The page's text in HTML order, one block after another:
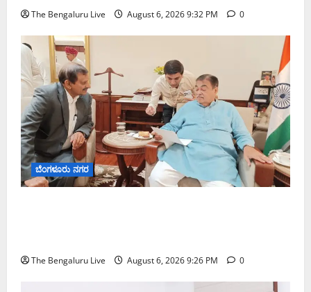
The Bengaluru Live August 6, 2026 9:32 PM 0
ಬೆಂಗಳೂರು ನಗರ
The Bengaluru Live August 6, 2026 9:26 PM 0